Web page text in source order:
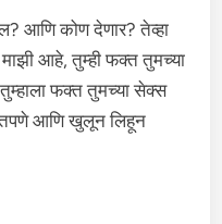
आणि कोण देणार? तेव्हा
माझी आहे, तुम्ही फक्त तुमच्या
तुम्हाला फक्त तुमच्या सेक्स
आणि खुलून लिहून